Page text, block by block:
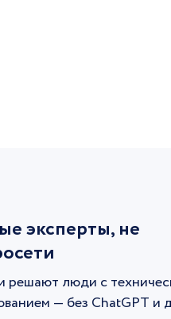
эксперты, не
решают люди с
— без ChatGPT и